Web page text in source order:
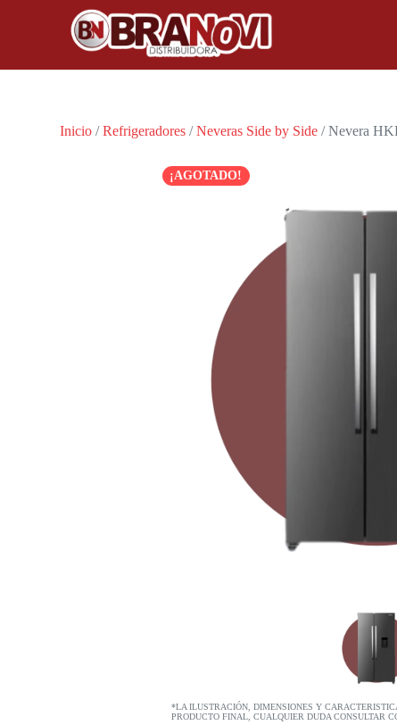
Inicio /Refrigeradores /Neveras Side by Side / Nevera
¡AGOTADO!
*LA ILUSTRACIÓN, DIMENSIONES Y
PRODUCTO FINAL, CUALQUIER DUDA CONSULTAR